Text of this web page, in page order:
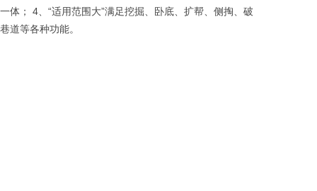
体； 4、“适用范围大”满足挖掘、卧底、扩帮、侧掏、破
道等各种功能。